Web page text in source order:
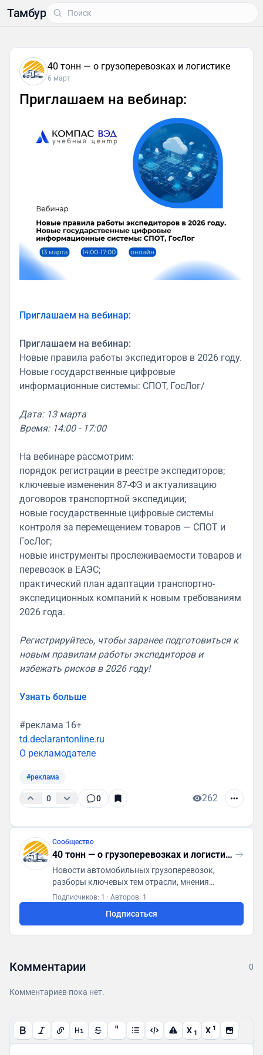
Тамбур
40 тонн — о грузоперевозках и логистике
6 март
Приглашаем на вебинар:
Приглашаем на вебинар:
Приглашаем на вебинар:
Новые правила работы экспедиторов в 2026 году.
Новые государственные цифровые
информационные системы: СПОТ, ГосЛог/
Дата: 13 марта
Время: 14:00 - 17:00
На вебинаре рассмотрим:
порядок регистрации в реестре экспедиторов;
ключевые изменения 87-ФЗ и актуализацию
договоров транспортной экспедиции;
новые государственные цифровые системы
контроля за перемещением товаров — СПОТ и
ГосЛог;
новые инструменты прослеживаемости товаров и
перевозок в ЕАЭС;
практический план адаптации транспортно-
экспедиционных компаний к новым требованиям
2026 года.
Регистрируйтесь, чтобы заранее подготовиться к
новым правилам работы экспедиторов и
избежать рисков в 2026 году!
Узнать больше
#реклама 16+
td.declarantonline.ru
О рекламодателе
#реклама
0 0 262
Сообщество
40 тонн — о грузоперевозках и логистике
Новости автомобильных грузоперевозок,
разборы ключевых тем отрасли, мнения
экспертов, актуальная информация для
руководителей логистических компаний:
Подписчиков: 1 · Авторов: 1
Подписаться
Комментарии 0
Комментариев пока нет.
" X 1 X 1